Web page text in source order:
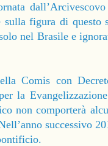
figura di questo
nel Brasile e
Comis con
la
non comporterà
successivo